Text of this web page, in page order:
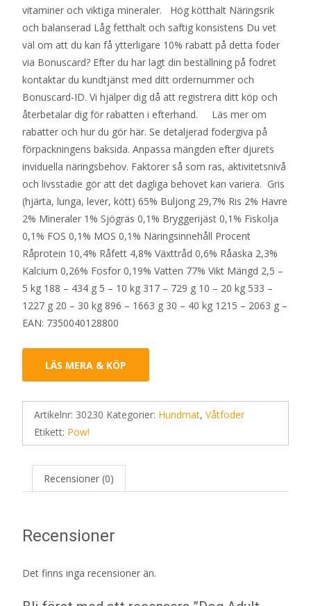
vitaminer och viktiga mineraler. Hög kötthalt Näringsrik
och balanserad Låg fetthalt och saftig konsistens Du vet
väl om att du kan få ytterligare 10% rabatt på detta foder
via Bonuscard? Efter du har lagt din beställning på fodret
kontaktar du kundtjänst med ditt ordernummer och
Bonuscard-ID. Vi hjälper dig då att registrera ditt köp och
återbetalar dig för rabatten i efterhand. Läs mer om
rabatter och hur du gör här. Se detaljerad fodergiva på
förpackningens baksida. Anpassa mängden efter djurets
inviduella näringsbehov. Faktorer så som ras, aktivitetsnivå
och livsstadie gör att det dagliga behovet kan variera. Gris
(hjärta, lunga, lever, kött) 65% Buljong 29,7% Ris 2% Havre
2% Mineraler 1% Sjögräs 0,1% Bryggerijäst 0,1% Fiskolja
0,1% FOS 0,1% MOS 0,1% Näringsinnehåll Procent
Råprotein 10,4% Råfett 4,8% Växttråd 0,6% Råaska 2,3%
Kalcium 0,26% Fosfor 0,19% Vatten 77% Vikt Mängd 2,5 –
5 kg 188 – 434 g 5 – 10 kg 317 – 729 g 10 – 20 kg 533 –
1227 g 20 – 30 kg 896 – 1663 g 30 – 40 kg 1215 – 2063 g –
EAN: 7350040128800
LÄS MERA & KÖP
Artikelnr: 30230 Kategorier: Hundmat, Våtfoder
Etikett: Pow!
Recensioner (0)
Recensioner
Det finns inga recensioner än.